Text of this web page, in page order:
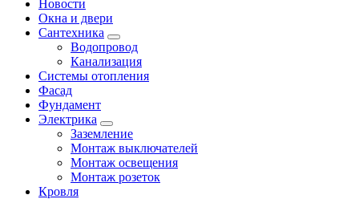
Новости
Окна и двери
Сантехника
Водопровод
Канализация
Системы отопления
Фасад
Фундамент
Электрика
Заземление
Монтаж выключателей
Монтаж освещения
Монтаж розеток
Кровля